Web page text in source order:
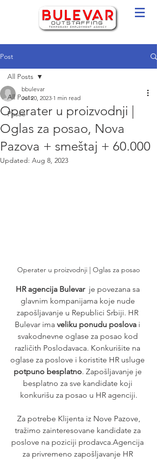
Post
All Posts
Posao
All Posts
Operater u proizvodnji |
Oglas za posao, Nova
Pazova + smeštaj + 60.000
bbulevar
Jul 20, 2023 1 min read
Updated: Aug 8, 2023
Operater u proizvodnji | Oglas za posao
HR agencija Bulevar
  je povezana sa
glavnim kompanijama koje nude
zapošljavanje u Republici Srbiji. HR
Bulevar ima veliku ponudu poslova i
svakodnevne oglase za posao kod
različith Poslodavaca. Konkurišite na
oglase za poslove i koristite HR usluge
potpuno besplatno. Zapošljavanje je
besplatno za sve kandidate koji
konkurišu za posao u HR agenciji.
tražimo zainteresovane kandidate za
poslove na poziciji prodavca.Agencija
za privremeno zapošljavanje HR